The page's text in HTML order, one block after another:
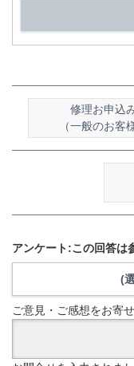
修理お申込
（一般のお客様
アンケート:この回答は
(
ご意見・ご感想をお寄